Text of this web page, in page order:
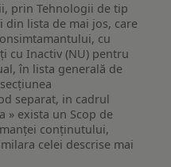
prin Tehnologii de tip
din lista de mai jos, care
cu
cu Inactiv (NU) pentru
în lista generală de
separat, in cadrul
» exista un Scop de
conținutului,
celei descrise mai